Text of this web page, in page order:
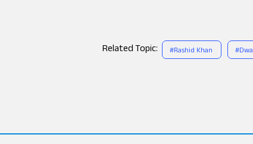
Related Topic: #Rashid Khan #